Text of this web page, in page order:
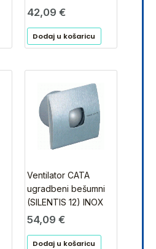
42,09 €
Dodaj u košaricu
Ventilator CATA
ugradbeni bešumni
(SILENTIS 12) INOX
54,09 €
Dodaj u košaricu